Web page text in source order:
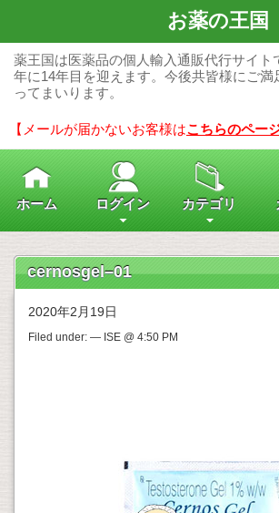
お薬の王国
薬王国は医薬品の個人輸入通販代行サイト
年に14年目を迎えます。今後共皆様にご
ってまいります。
【メールが届かないお客様はこちらのペー
ホーム ログイン カテゴリ
cernosgel–01
2020年2月19日
Filed under: — ISE @ 4:50 PM